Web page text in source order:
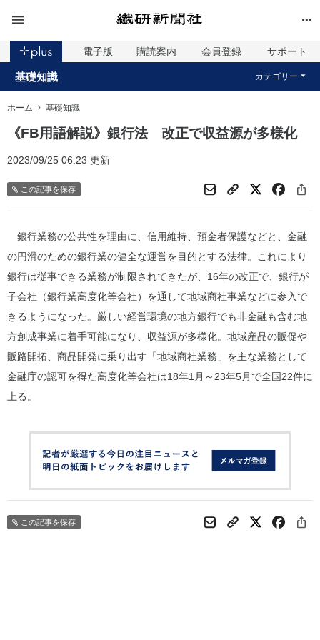
電子版 購読案内 会員登録 サポート
基礎知識 カテゴリー
ホーム 基礎知識
《FB用語解説》銀行法 改正で収益源が多様化
2023/09/25 06:23 更新
この記事を保存
銀行業務の公共性を理由に、信用維持、預金者保護などと、金融
の円滑のための銀行業の健全な運営を目的とする法律。これにより
銀行は従事できる業務が制限されてきたが、16年の改正で、銀行が
子会社（銀行業高度化等会社）を通して地域商社事業などに参入で
きるようになった。厳しい経営環境の地方銀行でも非金融も含む地
方創成事業に着手可能になり、収益源が多様化。地域産品の販促や
販路開拓、商品開発に乗り出す「地域商社業務」を主な業務として
金融庁の認可を得た高度化等会社は18年1月～23年5月で全国22件に
上る。
この記事を保存